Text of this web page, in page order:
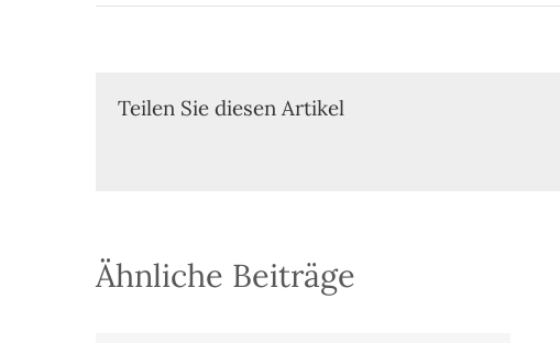
Teilen Sie diesen Artikel
Ähnliche Beiträge